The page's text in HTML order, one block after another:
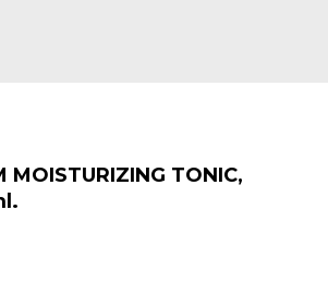
MOISTURIZING TONIC,